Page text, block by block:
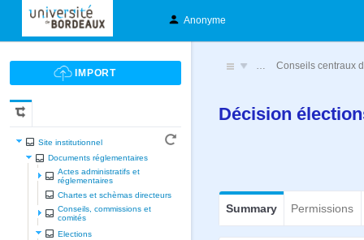
Anonyme
Site institutionnel
Documents réglementaires
Actes administratifs et
réglementaires
Chartes et schèmas directeurs
Conseils, commissions et
comités
Elections
… Conseils centraux
Décision
Summary Permissions